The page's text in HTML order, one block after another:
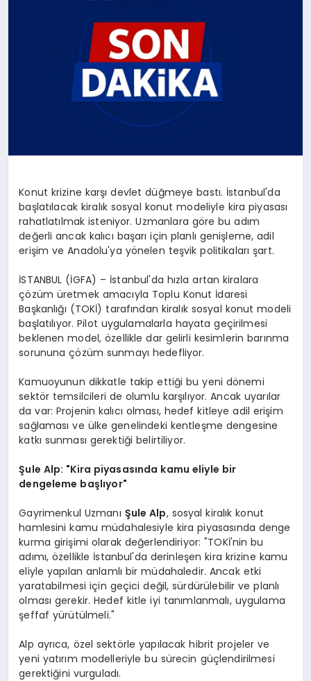
Konut krizine karşı devlet düğmeye bastı. İstanbul'da
başlatılacak kiralık sosyal konut modeliyle kira piyasası
rahatlatılmak isteniyor. Uzmanlara göre bu adım
değerli ancak kalıcı başarı için planlı genişleme, adil
erişim ve Anadolu'ya yönelen teşvik politikaları şart.
İSTANBUL (İGFA) – İstanbul'da hızla artan kiralara
çözüm üretmek amacıyla Toplu Konut İdaresi
Başkanlığı (TOKİ) tarafından kiralık sosyal konut modeli
başlatılıyor. Pilot uygulamalarla hayata geçirilmesi
beklenen model, özellikle dar gelirli kesimlerin barınma
sorununa çözüm sunmayı hedefliyor.
Kamuoyunun dikkatle takip ettiği bu yeni dönemi
sektör temsilcileri de olumlu karşılıyor. Ancak uyarılar
da var: Projenin kalıcı olması, hedef kitleye adil erişim
sağlaması ve ülke genelindeki kentleşme dengesine
katkı sunması gerektiği belirtiliyor.
Şule Alp: "Kira piyasasında kamu eliyle bir
dengeleme başlıyor"
Gayrimenkul Uzmanı Şule Alp, sosyal kiralık konut
hamlesini kamu müdahalesiyle kira piyasasında denge
kurma girişimi olarak değerlendiriyor: "TOKİ'nin bu
adımı, özellikle İstanbul'da derinleşen kira krizine kamu
eliyle yapılan anlamlı bir müdahaledir. Ancak etki
yaratabilmesi için geçici değil, sürdürülebilir ve planlı
olması gerekir. Hedef kitle iyi tanımlanmalı, uygulama
şeffaf yürütülmeli."
Alp ayrıca, özel sektörle yapılacak hibrit projeler ve
yeni yatırım modelleriyle bu sürecin güçlendirilmesi
gerektiğini vurguladı.